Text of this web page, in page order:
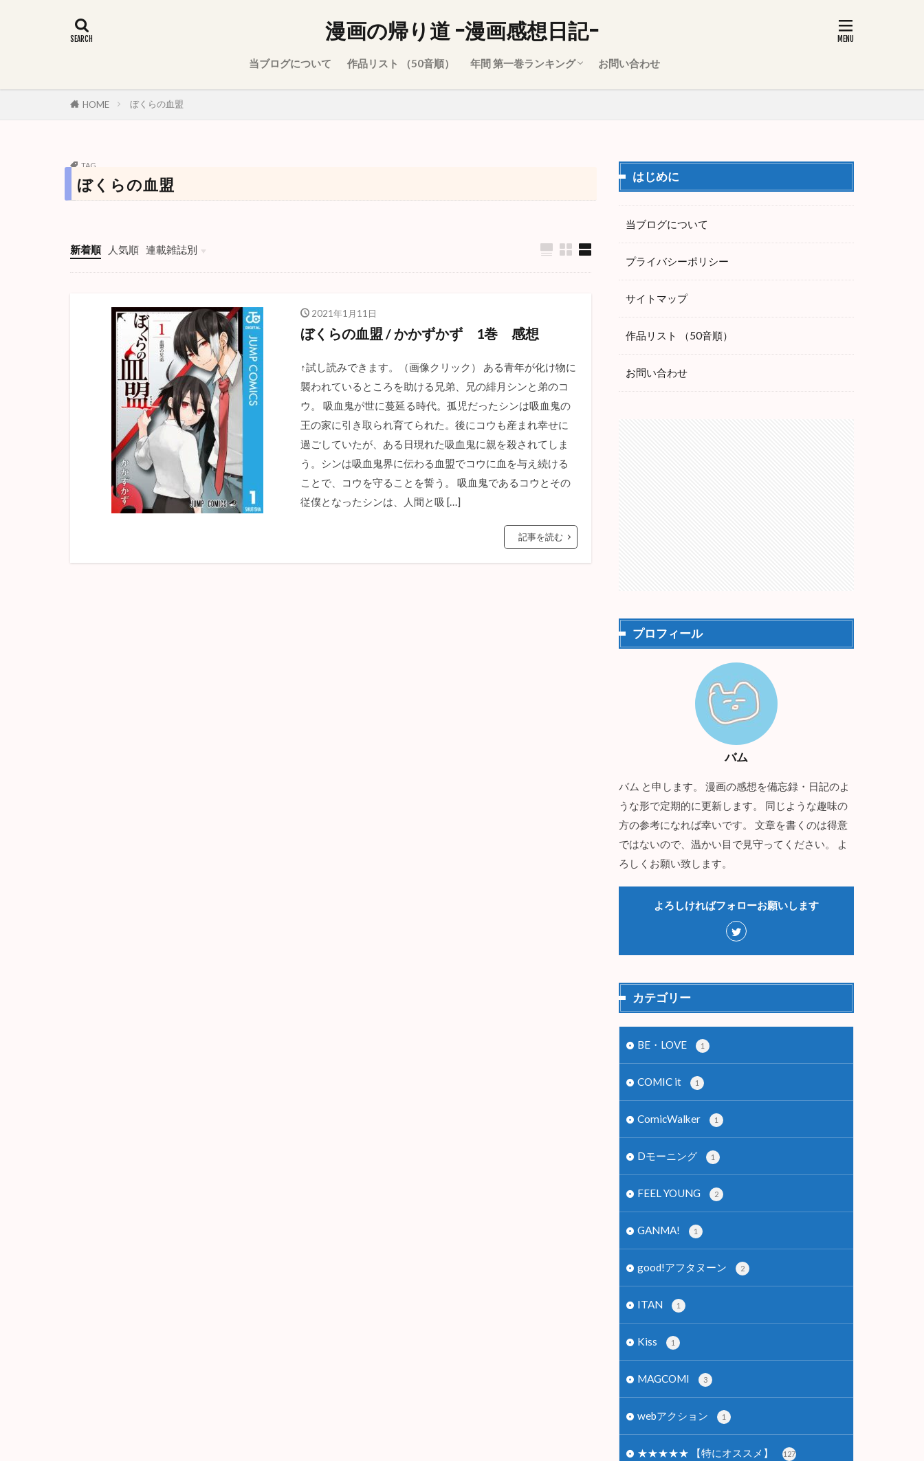
漫画の帰り道 -漫画感想日記-
当ブログについて 作品リスト （50音順） 年間 第一巻ランキング お問い合わせ
HOME ぼくらの血盟
TAG
ぼくらの血盟
新着順 人気順 連載雑誌別
週刊少年ジャンプ
少年ジャンプ＋
週刊少年サンデー
週刊少年マガジン
週刊少年チャンピオン
週刊ヤングジャンプ
月刊少年ガンガン
モーニング
ハルタ
別冊少年マガジン
月刊アフタヌーン
2021年1月11日
ぼくらの血盟 / かかずかず 1巻 感想
↑試し読みできます。（画像クリック） ある青年が化け物に
襲われているところを助ける兄弟、兄の緋月シンと弟のコ
ウ。 吸血鬼が世に蔓延る時代。孤児だったシンは吸血鬼の
王の家に引き取られ育てられた。後にコウも産まれ幸せに
過ごしていたが、ある日現れた吸血鬼に親を殺されてしま
う。シンは吸血鬼界に伝わる血盟でコウに血を与え続ける
ことで、コウを守ることを誓う。 吸血鬼であるコウとその
従僕となったシンは、人間と吸 […]
記事を読む
はじめに
当ブログについて
プライバシーポリシー
サイトマップ
作品リスト （50音順）
お問い合わせ
プロフィール
バム
バム と申します。 漫画の感想を備忘録・日記のよ
うな形で定期的に更新します。 同じような趣味の
方の参考になれば幸いです。 文章を書くのは得意
ではないので、温かい目で見守ってください。 よ
ろしくお願い致します。
よろしければフォローお願いします
カテゴリー
BE・LOVE 1
COMIC it 1
ComicWalker 1
Dモーニング 1
FEEL YOUNG 2
GANMA! 1
good!アフタヌーン 2
ITAN 1
Kiss 1
MAGCOMI 3
webアクション 1
★★★★★ 【特にオススメ】 127